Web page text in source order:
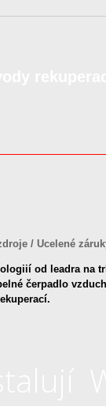
/ Ucelené
od leadra na
čerpadlo